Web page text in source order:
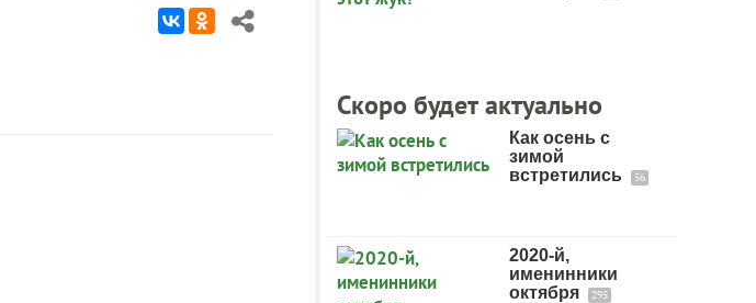
Скоро будет актуально
Как осень с
зимой
встретились
56
2020-й,
именинники
октября
295